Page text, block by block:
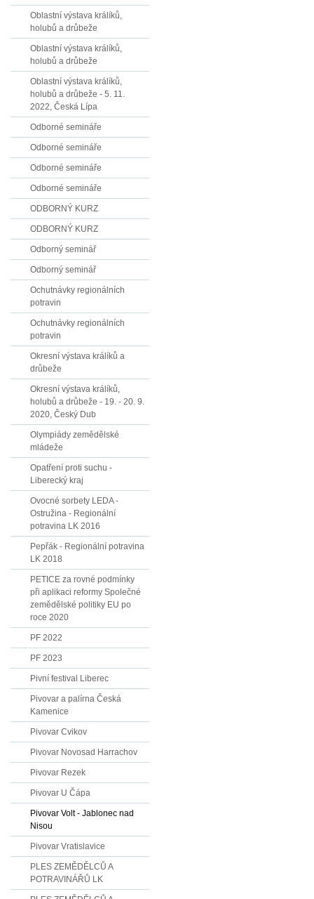
Oblastní výstava králíků,
holubů a drůbeže
Oblastní výstava králíků,
holubů a drůbeže
Oblastní výstava králíků,
holubů a drůbeže - 5. 11.
2022, Česká Lípa
Odborné semináře
Odborné semináře
Odborné semináře
Odborné semináře
ODBORNÝ KURZ
ODBORNÝ KURZ
Odborný seminář
Odborný seminář
Ochutnávky regionálních
potravin
Ochutnávky regionálních
potravin
Okresní výstava králíků a
drůbeže
Okresní výstava králíků,
holubů a drůbeže - 19. - 20. 9.
2020, Český Dub
Olympiády zemědělské
mládeže
Opatření proti suchu -
Liberecký kraj
Ovocné sorbety LEDA -
Ostružina - Regionální
potravina LK 2016
Pepřák - Regionální potravina
LK 2018
PETICE za rovné podmínky
při aplikaci reformy Společné
zemědělské politiky EU po
roce 2020
PF 2022
PF 2023
Pivní festival Liberec
Pivovar a palírna Česká
Kamenice
Pivovar Cvikov
Pivovar Novosad Harrachov
Pivovar Rezek
Pivovar U Čápa
Pivovar Volt - Jablonec nad
Nisou
Pivovar Vratislavice
PLES ZEMĚDĚLCŮ A
POTRAVINÁŘŮ LK